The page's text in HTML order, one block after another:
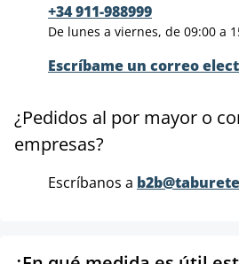
+34 911-988999
De lunes a viernes, de 09:00 a
Escríbame un correo
¿Pedidos al por mayor o
empresas?
Escríbanos a